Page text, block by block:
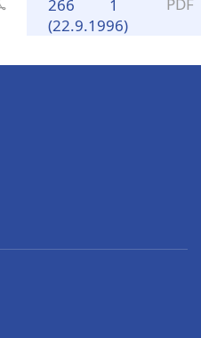
PDF
1
266
(22.9.1996)